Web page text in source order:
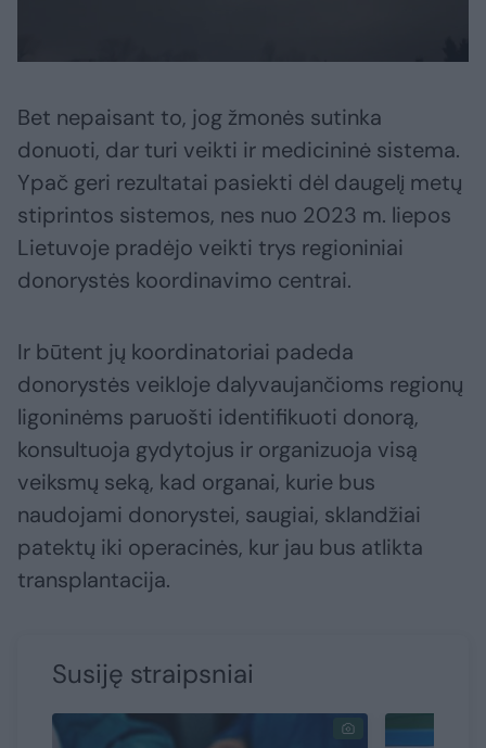
Bet nepaisant to, jog žmonės sutinka
donuoti, dar turi veikti ir medicininė sistema.
Ypač geri rezultatai pasiekti dėl daugelį metų
stiprintos sistemos, nes nuo 2023 m. liepos
Lietuvoje pradėjo veikti trys regioniniai
donorystės koordinavimo centrai.
Ir būtent jų koordinatoriai padeda
donorystės veikloje dalyvaujančioms regionų
ligoninėms paruošti identifikuoti donorą,
konsultuoja gydytojus ir organizuoja visą
veiksmų seką, kad organai, kurie bus
naudojami donorystei, saugiai, sklandžiai
patektų iki operacinės, kur jau bus atlikta
transplantacija.
Susiję straipsniai